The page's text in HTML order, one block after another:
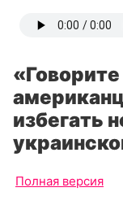
избегать
Полная версия